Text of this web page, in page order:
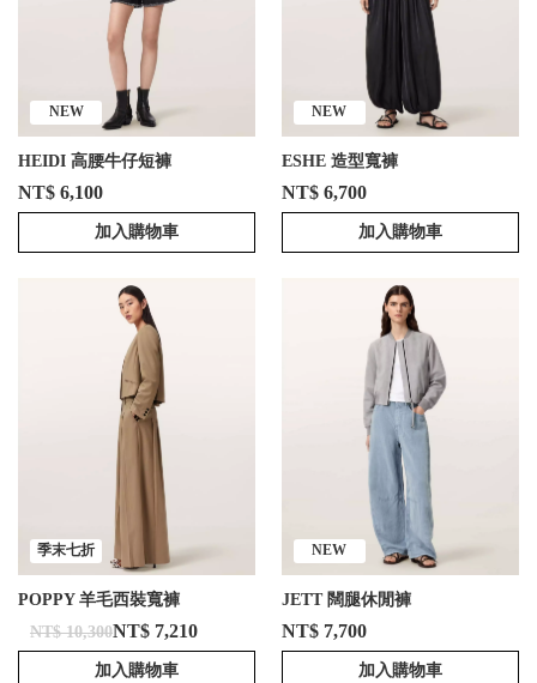
NEW
HEIDI 高腰牛仔短褲
NT$ 6,100
加入購物車
NEW
ESHE 造型寬褲
NT$ 6,700
加入購物車
季末七折
POPPY 羊毛西裝寬褲
NT$ 10,300NT$ 7,210
加入購物車
NEW
JETT 闊腿休閒褲
NT$ 7,700
加入購物車